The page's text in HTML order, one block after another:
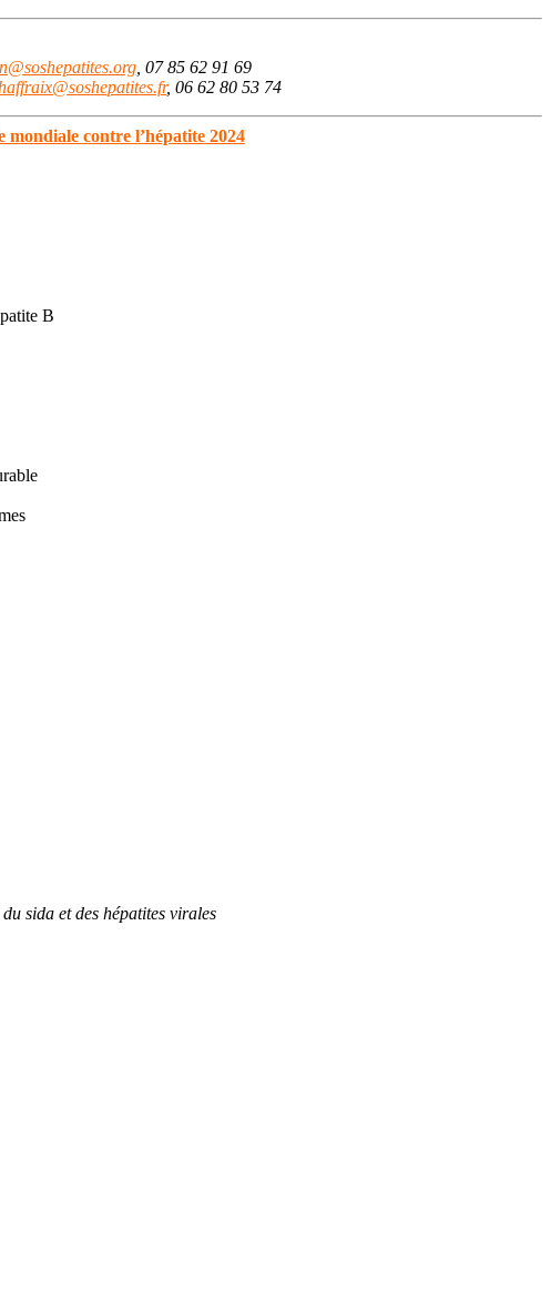
, 07 85 62 91 69
, 06 62 80 53 74
mondiale contre l’hépatite 2024
B
sida et des hépatites virales